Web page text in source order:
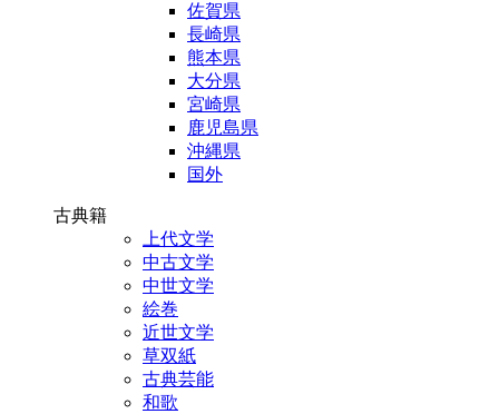
佐賀県
長崎県
熊本県
大分県
宮崎県
鹿児島県
沖縄県
国外
古典籍
上代文学
中古文学
中世文学
絵巻
近世文学
草双紙
古典芸能
和歌